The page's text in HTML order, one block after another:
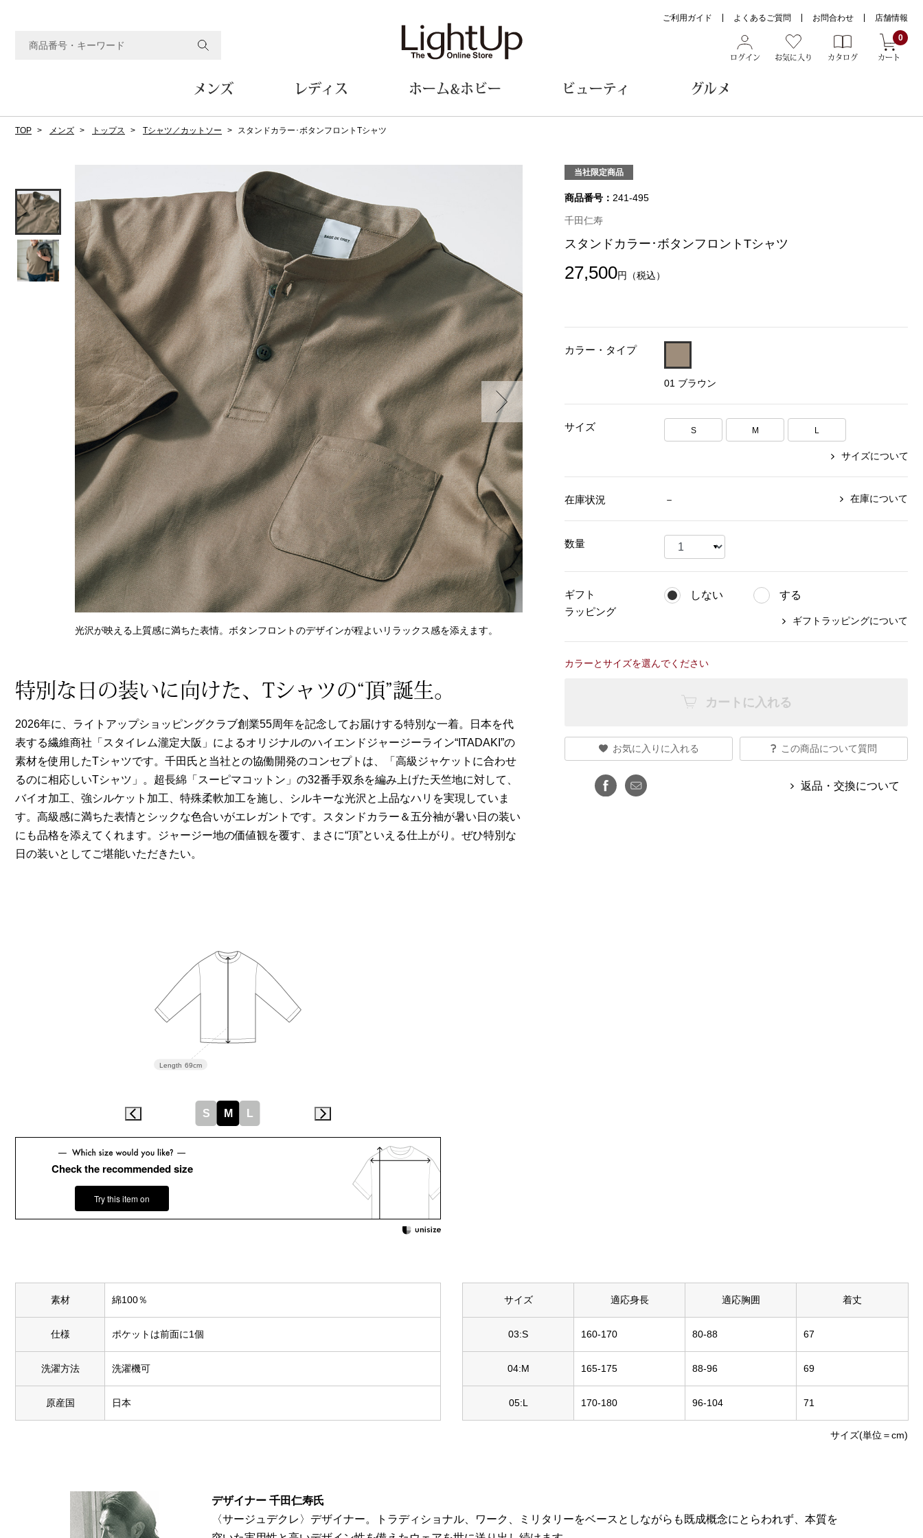
ログイン お気に入り カタログ
0
カート
ご利用ガイド よくあるご質問 お問合わせ 店舗情報
メンズ
ジャケット
コート
ブルゾン
その他
Tシャツ／カットソー
トレーナー／パーカ
セーター／カーディガン
パンツ／スラックス
ショート･クロップドパンツ
ルーム･アンダーウェア
ルームウェア／パジャマ
アンダーウェア
その他
バッグ
トートバッグ
ハンドバッグ
ショルダーバッグ
ブリーフケース
クラッチバッグ
ボディバッグ
リュック･バックパック
ボストンバッグ
スーツケース／キャリーバッグ
その他
シューズ
スリップオン
レースアップ
スニーカー
ブーツ
サンダル
その他
財布／コインケース
革小物
ポーチ
その他
ウオッチ／アクセサリー
ウオッチ
ネックレス
ブレスレット
その他
ファッション雑貨
帽子
ネクタイ
マフラー／スヌード
スカーフ／ストール
手袋
ベルト
靴下
サングラス／メガネ
傘／日傘
その他
和装
和装小物
その他
おすすめブランド
ザ･ノース･フェイス
ヘリーハンセン
おすすめ特集
【特集】Travel Partner／トラベル
おすすめカタログ
BOGARD July 2026 vol.180
レディス
ジャケット
コート
ブルゾン
その他
Tシャツ／カットソー
シャツ／ブラウス
タンクトップ／キャミソール
トレーナー／パーカ
カーディガン／アンサンブル
ワンピース／チュニック
シャツワンピース
スカート
パンツ／スラックス
ワイド･ガウチョパンツ
レギンス／スパッツ
ショート･クロップドパンツ
その他
ルーム･アンダーウェア
ルームウェア／パジャマ
アンダーウェア
その他
バッグ
トートバッグ
ハンドバッグ
ショルダーバッグ
クラッチバッグ
ボディバッグ
リュック･バックパック
ボストンバッグ
スーツケース／キャリーバッグ
その他
スリップオン
レースアップ
パンプス
スニーカー
ブーツ
サンダル
財布／小物
財布／コインケース
革小物
ポーチ
その他
ウオッチ／アクセサリー
ウオッチ
ネックレス
ブレスレット
リング
イヤリング／ピアス
ブローチ
その他
ファッション雑貨
帽子
マフラー／スヌード
手袋
ベルト
その他
その他
Miss Kyouko／ミスキョウコ
銀座花菱
おすすめ特集
【特集】ベーシックアイテム for
Ladies
ルボタンのアルパカ混ニット
ホーム&ホビー
テーブル／椅子･座椅子
収納家具
その他
ファブリック
クッション／座布団
ブランケット／ソファカバー
カーペット／ラグ／マット
カーテン／のれん／簾
インテリアアート･ルームアクセ
クロック／気象計
バス･トイレタリー
スリッパ／ルームシューズ
和のインテリア小物
キッチン･テーブルウェア
テーブルウェア
調理器具
キッチン雑貨
その他
家電
生活家電
キッチン家電
AV機器
その他
ホビー･キッズ
ホビー／玩具
人形／ぬいぐるみ
光学機器
ステーショナリー
AVソフト／書籍／図録
アウトドア･スポーツ用品
その他
【特集】〈セイコー〉マウリッ
おすすめブランド
セイコー
【特集】William Morris／ウィリア
ム･モリス
【特集】使いやすさを追求した 防
ビューティ
ボディケア
ヘアケア
メイクアップ
フレグランス
その他
Salon de GRANDGRIS
ネイチャーマジック
おすすめ特集
【特集】VECUA GRAND PREMIUM
グルメ
ワイン／ビール／酒
その他
【特集】食彩倶楽部
おすすめ特集
【特集】〈銀座 梅林〉国産ヒレ肉
TOP メンズ トップス Tシャツ／カットソー スタンドカラー･ボタンフロントTシャツ
光沢が映える上質感に満ちた表情。ボタンフロントのデザインが程よいリラックス感を添えます。
特別な日の装いに向けた、Tシャツの“頂”誕生。
2026年に、ライトアップショッピングクラブ創業55周年を記念してお届けする特別な一着。日本を代
表する繊維商社「スタイレム瀧定大阪」によるオリジナルのハイエンドジャージーライン“ITADAKI”の
素材を使用したTシャツです。千田氏と当社との協働開発のコンセプトは、「高級ジャケットに合わせ
るのに相応しいTシャツ」。超長綿「スーピマコットン」の32番手双糸を編み上げた天竺地に対して、
バイオ加工、強シルケット加工、特殊柔軟加工を施し、シルキーな光沢と上品なハリを実現していま
す。高級感に満ちた表情とシックな色合いがエレガントです。スタンドカラー＆五分袖が暑い日の装い
にも品格を添えてくれます。ジャージー地の価値観を覆す、まさに“頂”といえる仕上がり。ぜひ特別な
日の装いとしてご堪能いただきたい。
当社限定商品
商品番号： 241-495
千田仁寿
スタンドカラー･ボタンフロントTシャツ
27,500円 （税込）
カラー・タイプ
01 ブラウン
サイズ S M L
サイズについて
在庫状況 － 在庫について
数量
ギフト
ラッピング
しない する
ギフトラッピングについて
カラーとサイズを選んでください
カートに入れる
お気に入りに入れる この商品について質問
返品・交換について
Length 69cm
S M L
Check the recommended size
Try this item on
素材 綿100％
仕様 ポケットは前面に1個
洗濯方法 洗濯機可
原産国 日本
サイズ 適応身長 適応胸囲 着丈
03:S 160-170 80-88 67
04:M 165-175 88-96 69
05:L 170-180 96-104 71
サイズ(単位＝cm)
デザイナー 千田仁寿氏
〈サージュデクレ〉デザイナー。トラディショナル、ワーク、ミリタリーをベースとしながらも既成概念にとらわれず、本質を